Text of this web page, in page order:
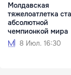
Молдавская
тяжелоатлетка
абсолютной
чемпионкой мира
8 Июл. 16:30